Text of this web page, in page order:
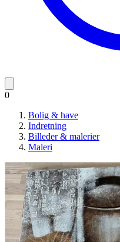
0
Bolig & have
Indretning
Billeder & malerier
Maleri